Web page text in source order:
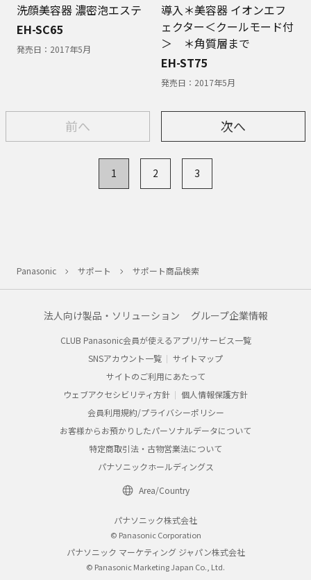
洗顔美容器 濃密泡エステ
EH-SC65
発売日： 2017年5月
導入＊美容器 イオンエフ
ェクター＜クールモード付
＞ ＊角質層まで
EH-ST75
発売日： 2017年5月
前へ
1 2 3
次へ
Panasonic サポート サポート商品検索
法人向け製品・ソリューション グループ企業情報
CLUB Panasonic会員が使えるアプリ/サービス一覧
SNSアカウント一覧
サイトマップ
サイトのご利用にあたって
ウェブアクセシビリティ方針
個人情報保護方針
会員利用規約/プライバシーポリシー
お客様からお預かりしたパーソナルデータについて
特定商取引法・古物営業法について
パナソニックホールディングス
Area/Country
パナソニック株式会社
© Panasonic Corporation
パナソニック マーケティング ジャパン株式会社
© Panasonic Marketing Japan Co., Ltd.